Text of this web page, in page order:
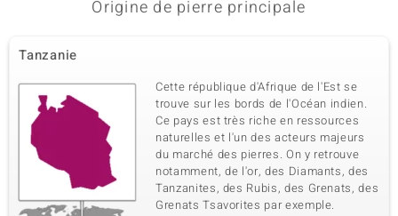
Origine de pierre principale
Tanzanie
Cette république d'Afrique de l'Est se
trouve sur les bords de l'Océan indien.
Ce pays est très riche en ressources
naturelles et l'un des acteurs majeurs
du marché des pierres. On y retrouve
notamment, de l'or, des Diamants, des
Tanzanites, des Rubis, des Grenats, des
Grenats Tsavorites par exemple.